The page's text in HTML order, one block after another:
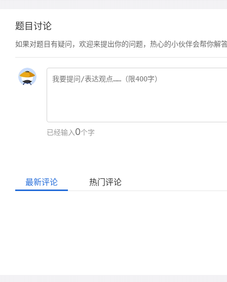
题目讨论
如果对题目有疑问，欢迎来提出你的问题，热心的小伙伴会帮你解
已经输入0个字
最新评论 热门评论